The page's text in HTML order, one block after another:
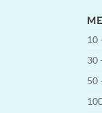
10
30
50